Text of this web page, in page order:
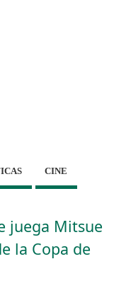
CINE
juega Mitsue
la Copa de